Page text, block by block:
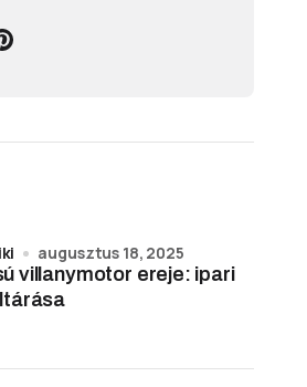
villanymotor ereje: ipari
augusztus 18, 2025